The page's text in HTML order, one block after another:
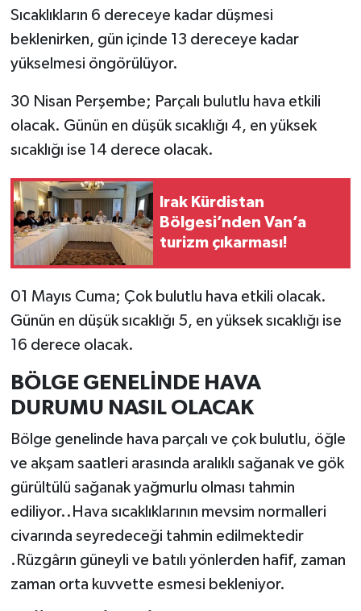
Sıcaklıkların 6 dereceye kadar düşmesi
beklenirken, gün içinde 13 dereceye kadar
yükselmesi öngörülüyor.
30 Nisan Perşembe; Parçalı bulutlu hava etkili
olacak. Günün en düşük sıcaklığı 4, en yüksek
sıcaklığı ise 14 derece olacak.
Irak Kürdistan
Bölgesi’nden Van’a
turizm çıkarması!
01 Mayıs Cuma; Çok bulutlu hava etkili olacak.
Günün en düşük sıcaklığı 5, en yüksek sıcaklığı ise
16 derece olacak.
BÖLGE GENELİNDE HAVA
DURUMU NASIL OLACAK
Bölge genelinde hava parçalı ve çok bulutlu, öğle
ve akşam saatleri arasında aralıklı sağanak ve gök
gürültülü sağanak yağmurlu olması tahmin
ediliyor..Hava sıcaklıklarının mevsim normalleri
civarında seyredeceği tahmin edilmektedir
.Rüzgârın güneyli ve batılı yönlerden hafif, zaman
zaman orta kuvvette esmesi bekleniyor.